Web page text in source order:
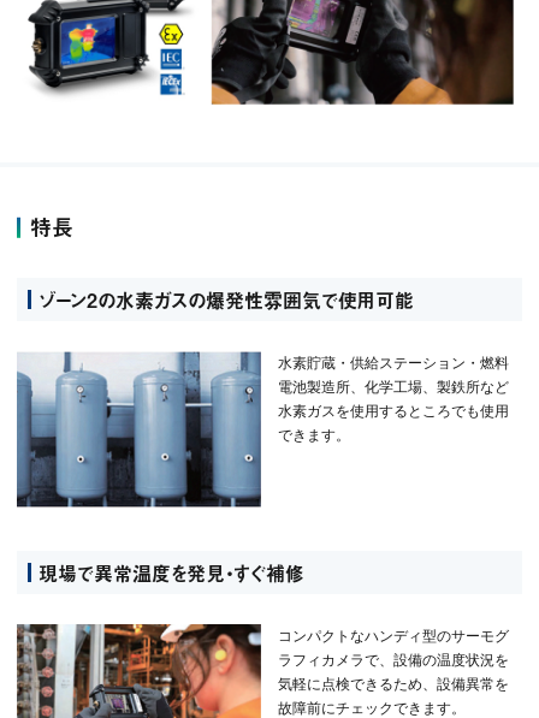
特長
ゾーン2の水素ガスの爆発性雰囲気で使用可能
水素貯蔵・供給ステーション・燃料
電池製造所、化学工場、製鉄所など
水素ガスを使用するところでも使用
できます。
現場で異常温度を発見・すぐ補修
コンパクトなハンディ型のサーモグ
ラフィカメラで、設備の温度状況を
気軽に点検できるため、設備異常を
故障前にチェックできます。